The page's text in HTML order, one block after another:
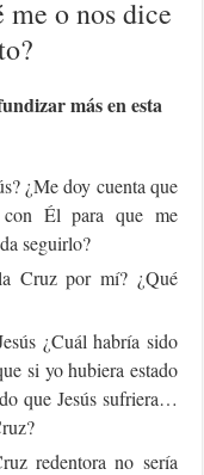
me o nos dice
más en esta
¿Me doy cuenta que
con Él para que me
seguirlo?
Cruz por mí? ¿Qué
¿Cuál habría sido
si yo hubiera estado
que Jesús sufriera…
redentora no sería